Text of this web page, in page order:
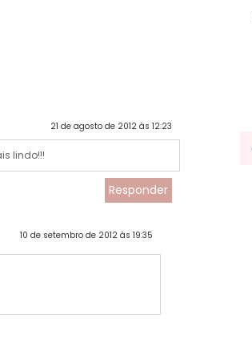
21 de agosto de 2012 às 12:23
lindo!!!
Responder
10 de setembro de 2012 às 19:35